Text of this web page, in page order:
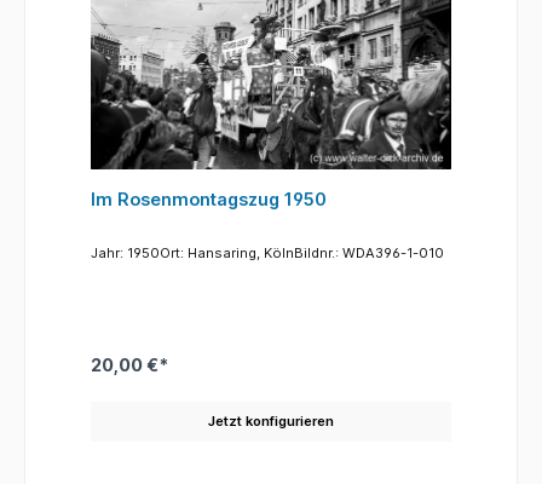
Im Rosenmontagszug 1950
Jahr: 1950Ort: Hansaring, KölnBildnr.: WDA396-1-010
20,00 €*
Jetzt konfigurieren